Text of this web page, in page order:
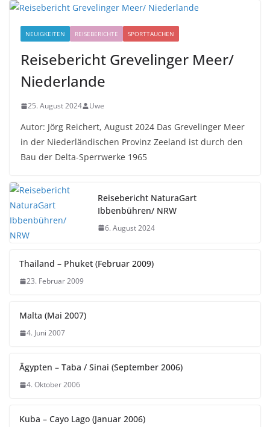
NEUIGKEITEN REISEBERICHTE SPORTTAUCHEN
Reisebericht Grevelinger Meer/
Niederlande
25. August 2024 Uwe
Autor: Jörg Reichert, August 2024 Das Grevelinger Meer
in der Niederländischen Provinz Zeeland ist durch den
Bau der Delta-Sperrwerke 1965
Reisebericht NaturaGart
Ibbenbühren/ NRW
6. August 2024
Thailand – Phuket (Februar 2009)
23. Februar 2009
Malta (Mai 2007)
4. Juni 2007
Ägypten – Taba / Sinai (September 2006)
4. Oktober 2006
Kuba – Cayo Lago (Januar 2006)